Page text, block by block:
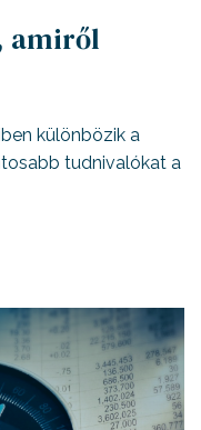
amiről
különbözik a
tudnivalókat a